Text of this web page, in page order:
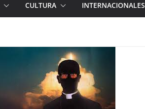
CULTURA INTERNACIONALES